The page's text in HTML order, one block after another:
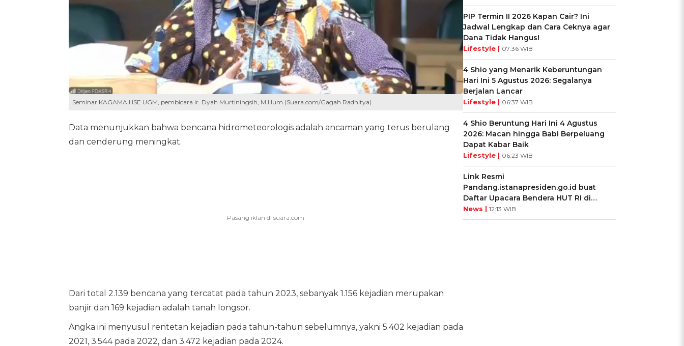
Seminar KAGAMA HSE UGM, pembicara Ir. Dyah Murtiningsih, M.Hum (Suara.com/Gagah Radhitya)
Data menunjukkan bahwa bencana hidrometeorologis adalah ancaman yang terus berulang
dan cenderung meningkat.
Dari total 2.139 bencana yang tercatat pada tahun 2023, sebanyak 1.156 kejadian merupakan
banjir dan 169 kejadian adalah tanah longsor.
Angka ini menyusul rentetan kejadian pada tahun-tahun sebelumnya, yakni 5.402 kejadian pada
2021, 3.544 pada 2022, dan 3.472 kejadian pada 2024.
PIP Termin II 2026 Kapan Cair? Ini
Jadwal Lengkap dan Cara Ceknya agar
Dana Tidak Hangus!
Lifestyle | 07:36 WIB
4 Shio yang Menarik Keberuntungan
Hari Ini 5 Agustus 2026: Segalanya
Berjalan Lancar
Lifestyle | 06:37 WIB
4 Shio Beruntung Hari Ini 4 Agustus
2026: Macan hingga Babi Berpeluang
Dapat Kabar Baik
Lifestyle | 06:23 WIB
Link Resmi
Pandang.istanapresiden.go.id buat
Daftar Upacara Bendera HUT RI di
Istana Negara
News | 12:13 WIB